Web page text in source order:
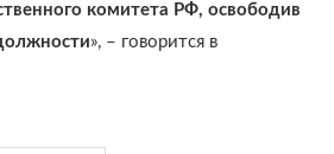
комитета РФ, освободив
», – говорится в